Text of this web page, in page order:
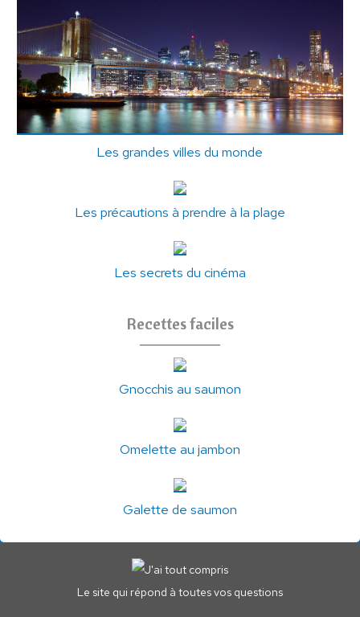
Les grandes villes du monde
Les précautions à prendre à la plage
Les secrets du cinéma
Recettes faciles
Gnocchis au saumon
Omelette au jambon
Galette de saumon
Le site qui répond à toutes vos questions